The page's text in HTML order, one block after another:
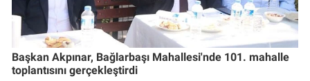
Başkan Akpınar, Bağlarbaşı Mahallesi'nde 101. mahalle
toplantısını gerçekleştirdi